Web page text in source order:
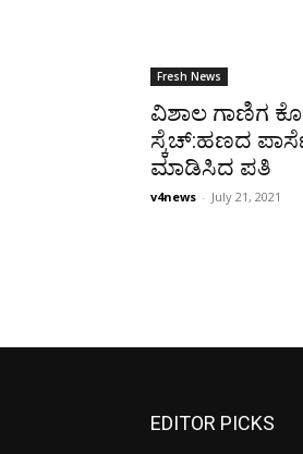
Fresh News
ವಿಶಾಲ ಗಾಣಿಗ
ಸ್ಕೆಚ್:ಹಣದ
ಮಾಡಿಸಿದ ಪತಿ
v4news - July 21, 2021
EDITOR PICKS